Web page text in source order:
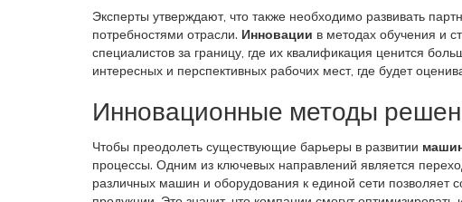
Эксперты утверждают, что также необходимо развивать
потребностями отрасли. Инновации в методах обучения и
специалистов за границу, где их квалификация ценится
интересных и перспективных рабочих мест, где будет
Инновационные методы
Чтобы преодолеть существующие барьеры в развитии
процессы. Одним из ключевых направлений является
различных машин и оборудования к единой сети позволяет